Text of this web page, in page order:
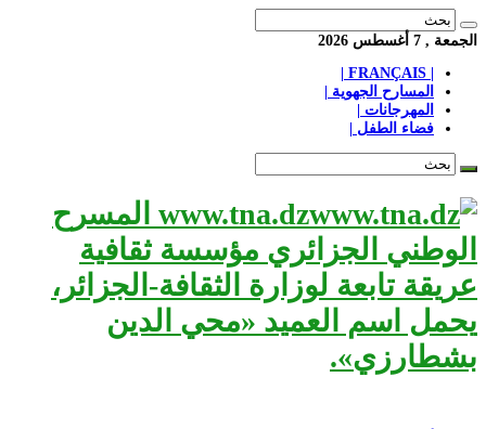
الجمعة , 7 أغسطس 2026
المسارح الجهوية |
المهرجانات |
فضاء الطفل |
www.tna.dz المسرح
الوطني الجزائري مؤسسة ثقافية
عريقة تابعة لوزارة الثقافة-الجزائر،
يحمل اسم العميد «محي الدين
بشطارزي».